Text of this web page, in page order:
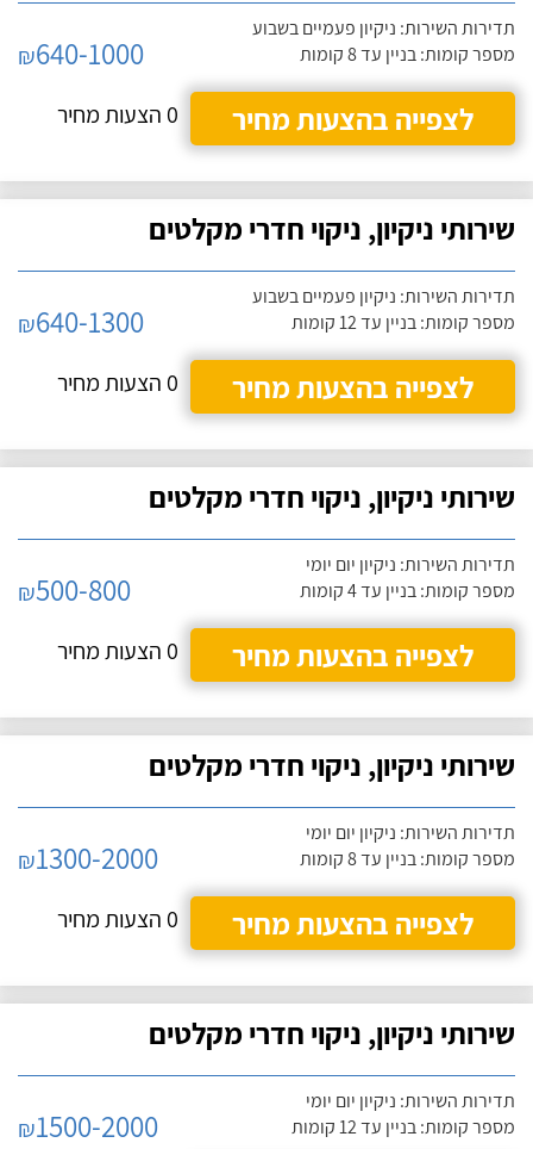
תדירות השירות: ניקיון פעמיים בשבוע
מספר קומות: בניין עד 8 קומות
₪640-1000
לצפייה בהצעות מחיר
0 הצעות מחיר
שירותי ניקיון, ניקוי חדרי מקלטים
תדירות השירות: ניקיון פעמיים בשבוע
מספר קומות: בניין עד 12 קומות
₪640-1300
לצפייה בהצעות מחיר
0 הצעות מחיר
שירותי ניקיון, ניקוי חדרי מקלטים
תדירות השירות: ניקיון יום יומי
מספר קומות: בניין עד 4 קומות
₪500-800
לצפייה בהצעות מחיר
0 הצעות מחיר
שירותי ניקיון, ניקוי חדרי מקלטים
תדירות השירות: ניקיון יום יומי
מספר קומות: בניין עד 8 קומות
₪1300-2000
לצפייה בהצעות מחיר
0 הצעות מחיר
שירותי ניקיון, ניקוי חדרי מקלטים
תדירות השירות: ניקיון יום יומי
מספר קומות: בניין עד 12 קומות
₪1500-2000